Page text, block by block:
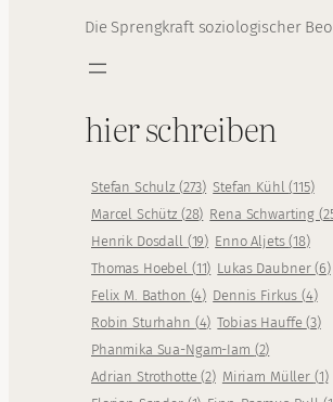
Die Sprengkraft soziologischer
hier schreiben
Stefan Schulz (273) Stefan Kühl(115)
Marcel Schütz (28) Rena Schwarting (
Henrik Dosdall (19) Enno Aljets(18)
Thomas Hoebel (11) Lukas Daubner(6)
Felix M. Bathon (4) Dennis Firkus(4)
Robin Sturhahn (4) Tobias Hauffe(3)
Phanmika Sua-Ngam-Iam (2)
Adrian Strothotte(2) Miriam Müller (1)